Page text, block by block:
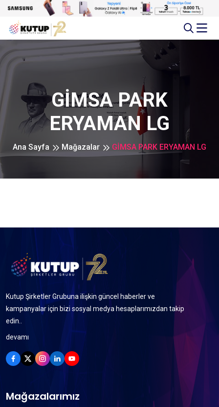
GİMSA PARK
ERYAMAN LG
Ana Sayfa Mağazalar GİMSA PARK ERYAMAN LG
Kutup Şirketler Grubuna ilişkin güncel haberler ve
kampanyalar için bizi sosyal medya hesaplarımızdan takip
edin..
devamı
Mağazalarımız